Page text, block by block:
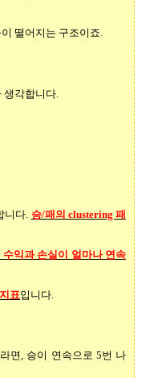
떨어지는 구조이죠.
각합니다.
니다. 승/패의 clustering 패
익과 손실이 얼마나 연속
표입니다.
면, 승이 연속으로 5번 나